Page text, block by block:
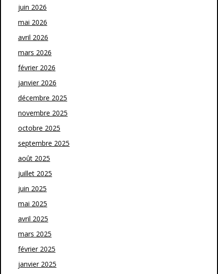
juin 2026
mai 2026
avril 2026
mars 2026
février 2026
janvier 2026
décembre 2025
novembre 2025
octobre 2025
septembre 2025
août 2025
juillet 2025
juin 2025
mai 2025
avril 2025
mars 2025
février 2025
janvier 2025